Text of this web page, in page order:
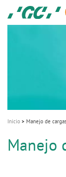
Inicio Manejo de
Manejo